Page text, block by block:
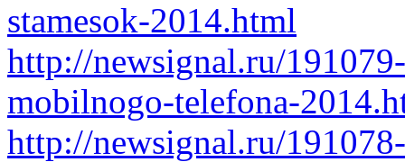
stamesok-2014.html
http://newsignal.ru/
mobilnogo-telefona-
http://newsignal.ru/